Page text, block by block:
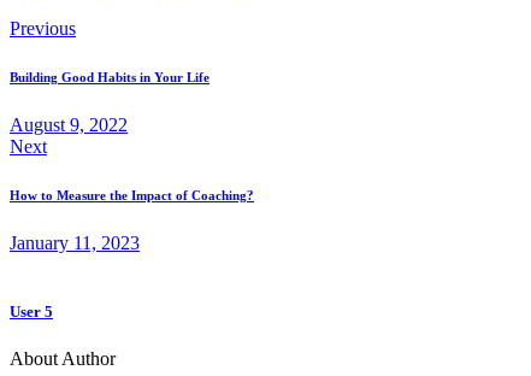
Previous
Building Good Habits in Your Life
August 9, 2022
Next
How to Measure the Impact of Coaching?
January 11, 2023
User 5
About Author